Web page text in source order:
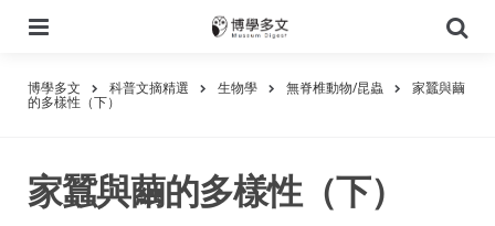
尋
博學多文 科普文摘精選 生物學 無脊椎動物/昆蟲 家蠶與繭
的多樣性（下）
家蠶與繭的多樣性（下）